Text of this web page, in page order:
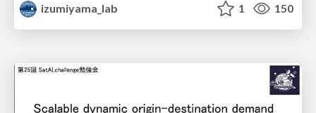
izumiyama_lab
1 150